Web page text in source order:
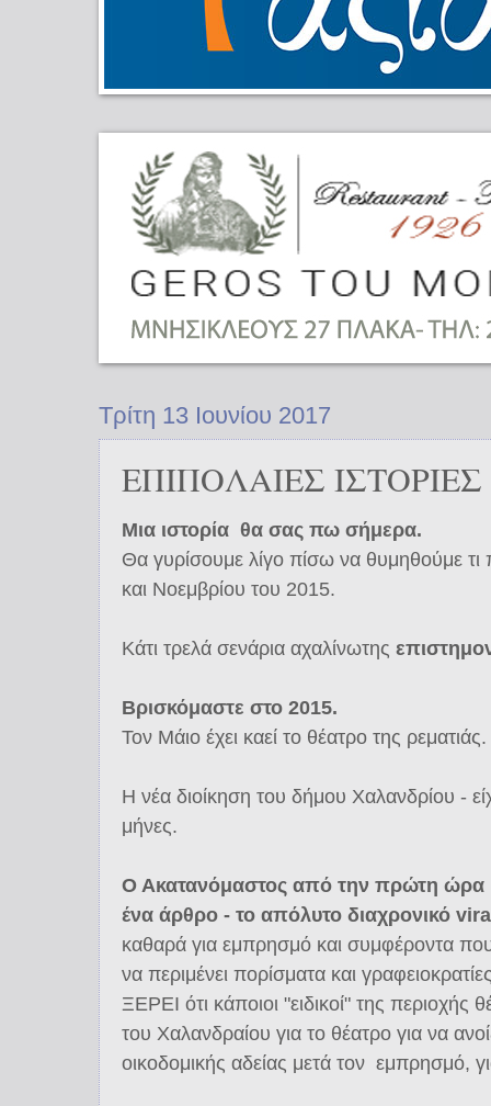
Τρίτη 13 Ιουνίου 2017
ΕΠΙΠΟΛΑΙΕΣ ΙΣΤΟΡΙΕΣ
Μια ιστορία θα σας πω σήμερα.
Θα γυρίσουμε λίγο πίσω να θυμηθούμε τι
και Νοεμβρίου του 2015.
Κάτι τρελά σενάρια αχαλίνωτης
Βρισκόμαστε στο 2015.
Τον Μάιο έχει καεί το θέατρο της ρεματιάς.
Η νέα διοίκηση του δήμου Χαλανδρίου -
μήνες.
Ο Ακατανόμαστος από την πρώτη ώρα
ένα άρθρο - το απόλυτο διαχρονικό
καθαρά για εμπρησμό και συμφέροντα
να περιμένει πορίσματα και
ΞΕΡΕΙ ότι κάποιοι "ειδικοί" της περιοχής
του Χαλανδραίου για το θέατρο για να
οικοδομικής αδείας μετά τον εμπρησμό,